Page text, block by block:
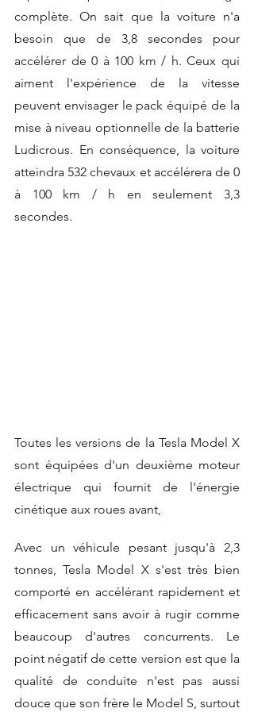
complète. On sait que la voiture n'a
besoin que de 3,8 secondes pour
accélérer de 0 à 100 km / h. Ceux qui
aiment l'expérience de la vitesse
peuvent envisager le pack équipé de la
mise à niveau optionnelle de la batterie
Ludicrous. En conséquence, la voiture
atteindra 532 chevaux et accélérera de 0
à 100 km / h en seulement 3,3
secondes.
Toutes les versions de la Tesla Model X
sont équipées d'un deuxième moteur
électrique qui fournit de l'énergie
cinétique aux roues avant,
Avec un véhicule pesant jusqu'à 2,3
tonnes, Tesla Model X s'est très bien
comporté en accélérant rapidement et
efficacement sans avoir à rugir comme
beaucoup d'autres concurrents. Le
point négatif de cette version est que la
qualité de conduite n'est pas aussi
douce que son frère le Model S, surtout